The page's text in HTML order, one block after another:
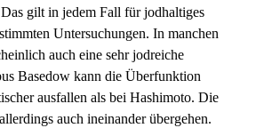
gilt in jedem Fall für jodhaltiges
Untersuchungen. In manchen
auch eine sehr jodreiche
Basedow kann die Überfunktion
ausfallen als bei Hashimoto. Die
auch ineinander übergehen.